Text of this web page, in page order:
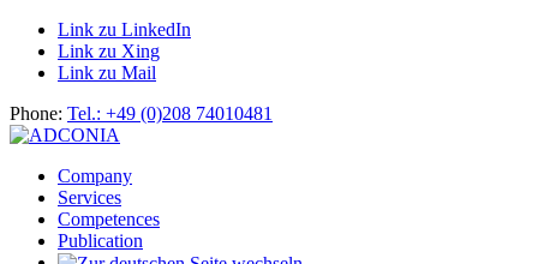
Link zu LinkedIn
Link zu Xing
Link zu Mail
Phone: Tel.: +49 (0)208 74010481
Company
Services
Competences
Publication